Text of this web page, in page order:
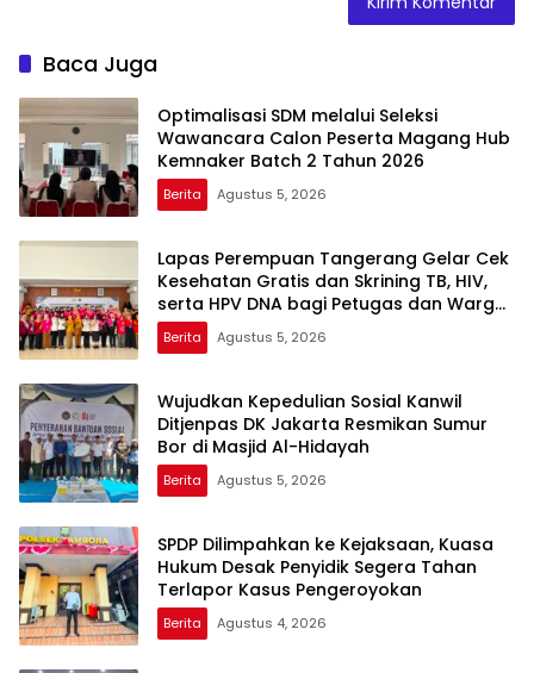
Baca Juga
Optimalisasi SDM melalui Seleksi
Wawancara Calon Peserta Magang Hub
Kemnaker Batch 2 Tahun 2026
Berita Agustus 5, 2026
Lapas Perempuan Tangerang Gelar Cek
Kesehatan Gratis dan Skrining TB, HIV,
serta HPV DNA bagi Petugas dan Warga
Binaan
Berita Agustus 5, 2026
Wujudkan Kepedulian Sosial Kanwil
Ditjenpas DK Jakarta Resmikan Sumur
Bor di Masjid Al-Hidayah
Berita Agustus 5, 2026
SPDP Dilimpahkan ke Kejaksaan, Kuasa
Hukum Desak Penyidik Segera Tahan
Terlapor Kasus Pengeroyokan
Berita Agustus 4, 2026